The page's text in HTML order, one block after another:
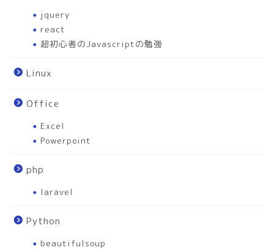
jquery
react
超初心者のJavascriptの勉強
Linux
Office
Excel
Powerpoint
php
laravel
Python
beautifulsoup